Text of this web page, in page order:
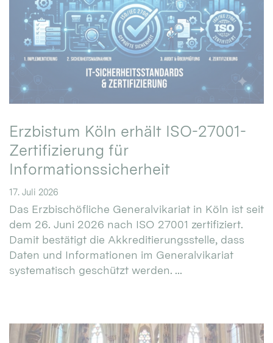
Erzbistum Köln erhält ISO-27001-
Zertifizierung für
Informationssicherheit
17. Juli 2026
Das Erzbischöfliche Generalvikariat in Köln ist seit
dem 26. Juni 2026 nach ISO 27001 zertifiziert.
Damit bestätigt die Akkreditierungsstelle, dass
Daten und Informationen im Generalvikariat
systematisch geschützt werden. ...